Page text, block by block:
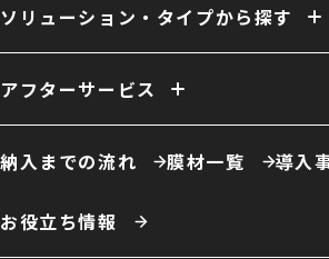
換気
ファン 照明 室内床 クレーン
ソリューション・タイプから探す
ーソリューション例
農業用倉庫
車庫・格納庫
保温・保冷対応倉庫
仮置場 室内テント
スポーツ施設・室内運動場
室内遊戯場 展
テント倉庫
ハイブリッド倉庫
アフターサービス
膜材張り替え・建て替え 膜材劣化診断サービ
納入までの流れ 膜材一覧 導入
お役立ち情報